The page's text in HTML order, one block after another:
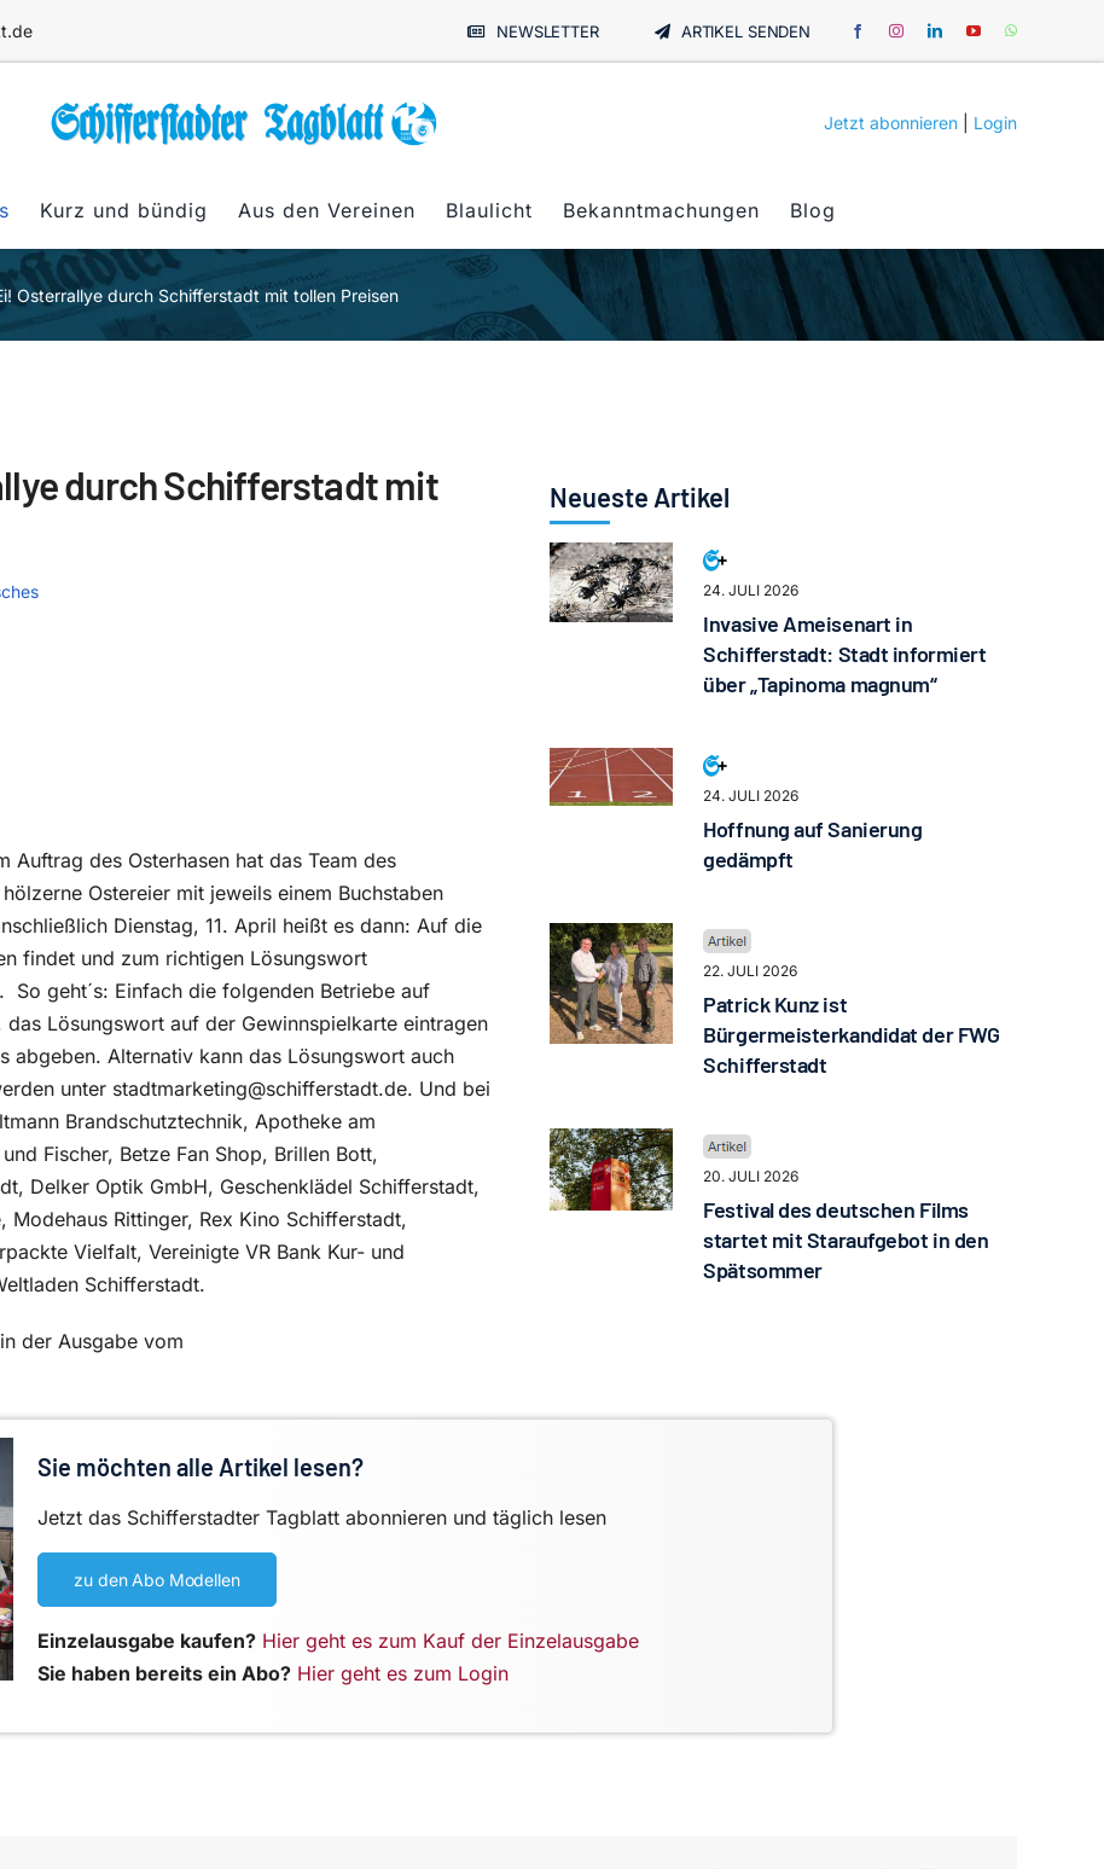
NEWSLETTER ARTIKEL SENDEN
Jetzt abonnieren Login
Kurz und bündig Aus den Vereinen Blaulicht Bekanntmachungen Blog
Osterrallye durch Schifferstadt mit tollen Preisen
durch Schifferstadt mit
Auftrag des Osterhasen hat das Team des
Ostereier mit jeweils einem Buchstaben
Dienstag, 11. April heißt es dann: Auf die
findet und zum richtigen Lösungswort
So geht´s: Einfach die folgenden Betriebe auf
Lösungswort auf der Gewinnspielkarte eintragen
abgeben. Alternativ kann das Lösungswort auch
unter stadtmarketing@schifferstadt.de. Und bei
Brandschutztechnik, Apotheke am
Fischer, Betze Fan Shop, Brillen Bott,
Delker Optik GmbH, Geschenklädel Schifferstadt,
Rittinger, Rex Kino Schifferstadt,
Vielfalt, Vereinigte VR Bank Kur- und
Schifferstadt.
der Ausgabe vom
Neueste Artikel
24. JULI 2026
Invasive Ameisenart in
Schifferstadt: Stadt informiert
über „Tapinoma magnum“
24. JULI 2026
Hoffnung auf Sanierung
gedämpft
22. JULI 2026
Patrick Kunz ist
Bürgermeisterkandidat der FWG
Schifferstadt
20. JULI 2026
Festival des deutschen Films
startet mit Staraufgebot in den
Spätsommer
Sie möchten alle Artikel lesen?
Jetzt das Schifferstadter Tagblatt abonnieren und täglich lesen
zu den Abo Modellen
Einzelausgabe kaufen? Hier geht es zum Kauf der Einzelausgabe
Sie haben bereits ein Abo? Hier geht es zum Login